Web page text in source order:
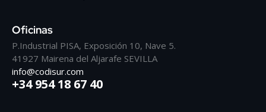
Oficinas
P.Industrial PISA, Exposición 10, Nave 5.
41927 Mairena del Aljarafe SEVILLA
info@codisur.com
+34 954 18 67 40